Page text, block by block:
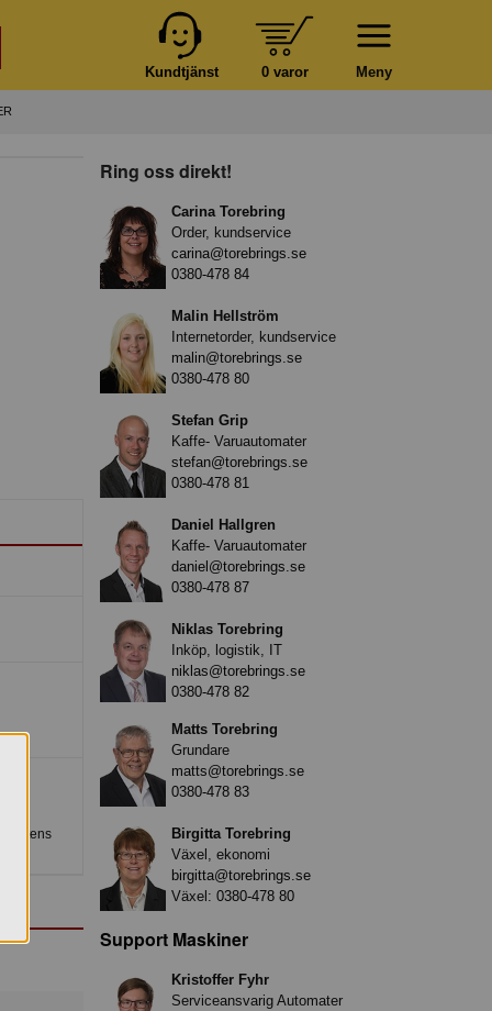
Meny
0 varor
Kundtjänst
Ring oss direkt!
Carina Torebring
Order, kundservice
carina@torebrings.se
0380-478 84
Malin Hellström
Internetorder, kundservice
malin@torebrings.se
0380-478 80
Stefan Grip
Kaffe- Varuautomater
stefan@torebrings.se
0380-478 81
Daniel Hallgren
Kaffe- Varuautomater
daniel@torebrings.se
0380-478 87
Niklas Torebring
Inköp, logistik, IT
niklas@torebrings.se
0380-478 82
Matts Torebring
Grundare
matts@torebrings.se
0380-478 83
Birgitta Torebring
Växel, ekonomi
birgitta@torebrings.se
Växel: 0380-478 80
Support Maskiner
Kristoffer Fyhr
Serviceansvarig Automater